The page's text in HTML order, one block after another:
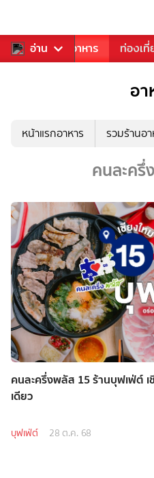
อ่าน
การเพลง อาหาร ท่องเที่
อา
หน้าแรกอาหาร รวมร้านอ
คนละครึ่
คนละครึ่งพลัส 15 ร้านบุฟเฟ่ต์ เ
เดียว
บุฟเฟ่ต์ 28 ต.ค. 68